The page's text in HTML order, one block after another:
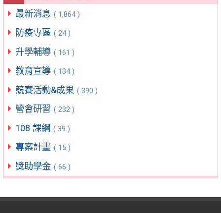
最新消息 ( 1,864 )
防疫專區 ( 24 )
升學輔導 ( 161 )
教育宣導 ( 134 )
競賽活動&成果 ( 390 )
營會研習 ( 232 )
108 課綱 ( 39 )
專案計畫 ( 15 )
獎助學金 ( 66 )